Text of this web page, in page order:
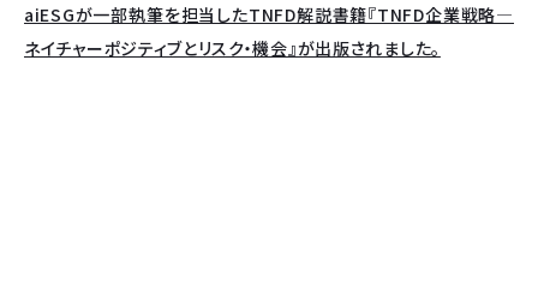
aiESGが一部執筆を担当したTNFD解説書籍『TNFD企業戦略―
ネイチャーポジティブとリスク・機会』が出版されました。